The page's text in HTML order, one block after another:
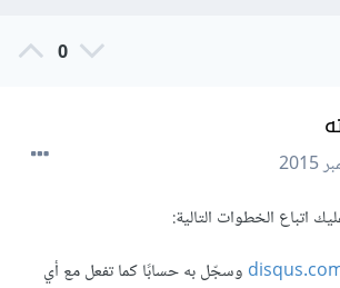
0
اتباع الخطوات التالية:
وسجّل به حسابًا كما تفعل مع أي